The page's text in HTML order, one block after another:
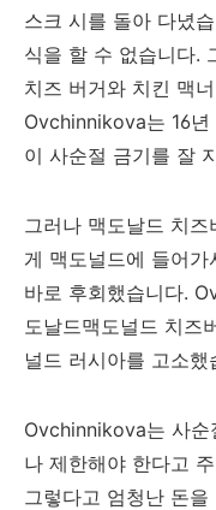
스크 시를 돌아 다녔
식을 할 수 없습니다.
치즈 버거와 치킨 맥
Ovchinnikova는 16
이 사순절 금기를 잘
그러나 맥도날드 치
게 맥도널드에 들어
바로 후회했습니다.
도날드맥도널드 치즈
널드 러시아를 고소했
Ovchinnikova는 사순
나 제한해야 한다고
그렇다고 엄청난 돈